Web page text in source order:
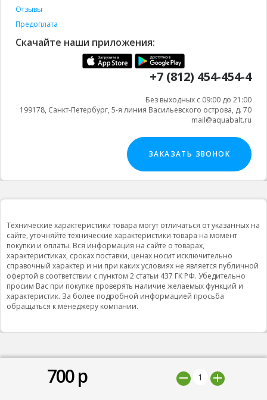
700р
Отзывы
Предоплата
Скачайте наши приложения:
+7 (812) 454-454-4
Без выходных с 09:00 до 21:00
199178, Санкт-Петербург, 5-я линия Васильевского острова, д. 70
mail@aquabalt.ru
ЗАКАЗАТЬ ЗВОНОК
Технические характеристики товара могут отличаться от указанных на
сайте, уточняйте технические характеристики товара на момент
покупки и оплаты. Вся информация на сайте о товарах,
характеристиках, сроках поставки, ценах носит исключительно
справочный характер и ни при каких условиях не является публичной
офертой в соответствии с пунктом 2 статьи 437 ГК РФ. Убедительно
просим Вас при покупке проверять наличие желаемых функций и
характеристик. За более подробной информацией просьба
обращаться к менеджеру компании.
© 2019 ООО "Природная вода”, Все права защищены